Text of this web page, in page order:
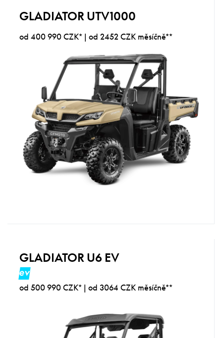
GLADIATOR UTV1000
od 400 990 CZK* | od 2452 CZK měsíčně**
GLADIATOR U6 EV
ev
od 500 990 CZK* | od 3064 CZK měsíčně**